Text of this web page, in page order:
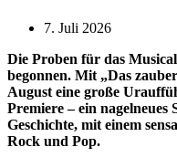
7. Juli 2026
Die Proben für das
begonnen. Mit „Das
August eine große
Premiere – ein
Geschichte, mit einem
Rock und Pop.